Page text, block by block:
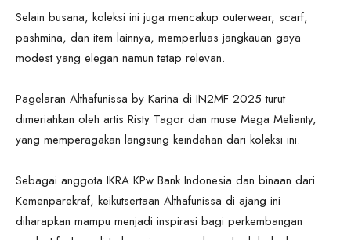
Selain busana, koleksi ini juga mencakup outerwear, scarf,
pashmina, dan item lainnya, memperluas jangkauan gaya
modest yang elegan namun tetap relevan.
Pagelaran Althafunissa by Karina di IN2MF 2025 turut
dimeriahkan oleh artis Risty Tagor dan muse Mega Melianty,
yang memperagakan langsung keindahan dari koleksi ini.
Sebagai anggota IKRA KPw Bank Indonesia dan binaan dari
Kemenparekraf, keikutsertaan Althafunissa di ajang ini
diharapkan mampu menjadi inspirasi bagi perkembangan